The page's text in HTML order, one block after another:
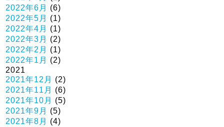
2022年6月
(6)
2022年5月
(1)
2022年4月
(1)
2022年3月
(2)
2022年2月
(1)
2022年1月
(2)
2021
2021年12月
(2)
2021年11月
(6)
2021年10月
(5)
2021年9月
(5)
2021年8月
(4)